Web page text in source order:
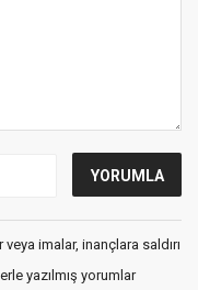
imalar, inançlara saldırı
yazılmış yorumlar